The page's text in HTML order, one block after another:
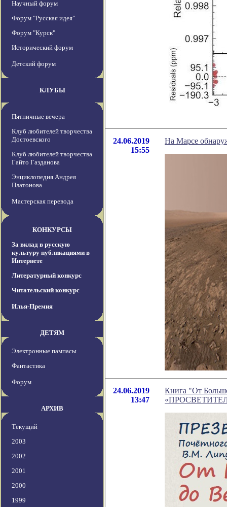
Научный форум
Форум "Русская идея"
Форум "Курск"
Исторический форум
Детский форум
КЛУБЫ
Пятничные вечера
Клуб любителей творчества
Достоевского
Клуб любителей творчества
Гайто Газданова
Энциклопедия Андрея
Платонова
Мастерская перевода
КОНКУРСЫ
За вклад в русскую
культуру публикациями в
Интернете
Литературный конкурс
Читательский конкурс
Илья-Премия
ДЕТЯМ
Электронные пампасы
Фантастика
Форум
АРХИВ
Текущий
2003
2002
2001
2000
1999
24.06.2019
15:55
На Марсе
24.06.2019
13:47
Книга "От